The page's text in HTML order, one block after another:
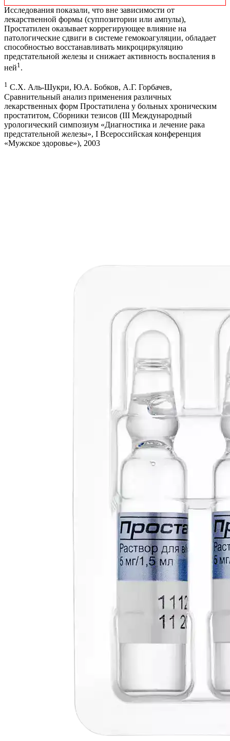
Исследования показали, что вне зависимости от
лекарственной формы (суппозитории или ампулы),
Простатилен оказывает коррегирующее влияние на
патологические сдвиги в системе гемокоагуляции, обладает
способностью восстанавливать микроциркуляцию
предстательной железы и снижает активность воспаления в
ней1 .
1 С.Х. Аль-Шукри, Ю.А. Бобков, А.Г. Горбачев,
Сравнительный анализ применения различных
лекарственных форм Простатилена у больных хроническим
простатитом, Сборники тезисов (III Международный
урологический симпозиум «Диагностика и лечение рака
предстательной железы», I Всероссийская конференция
«Мужское здоровье»), 2003